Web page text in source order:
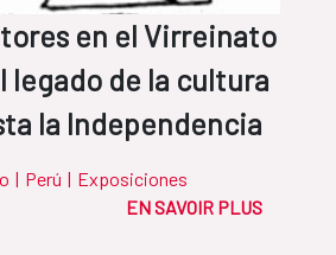
en el Virreinato
legado de la cultura
la Independencia
| Perú | Exposiciones
EN SAVOIR PLUS